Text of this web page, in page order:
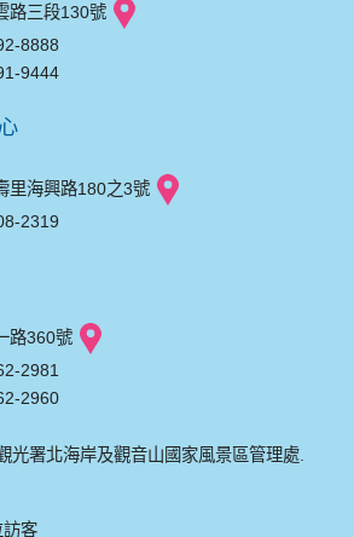
路三段130號
8888
9444
里海興路180之3號
2319
路360號
2981
2960
光署北海岸及觀音山國家風景區管理處.
訪客